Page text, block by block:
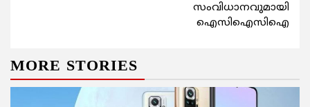
സംവിധാനവുമായി
ഐസിഐസിഐ
MORE STORIES